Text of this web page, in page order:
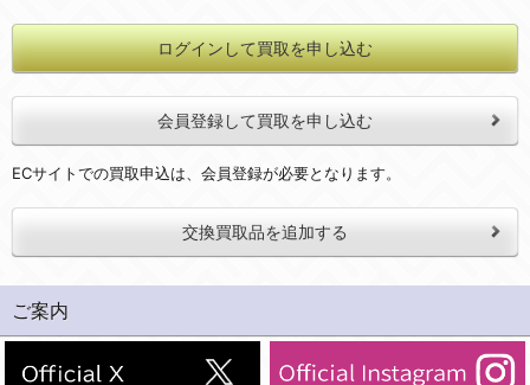
ログインして買取を申し込む
会員登録して買取を申し込む
ECサイトでの買取申込は、会員登録が必要となります。
交換買取品を追加する
ご案内